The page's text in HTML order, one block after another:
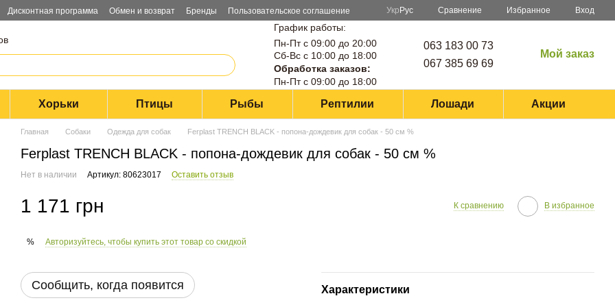
Дисконтная программа Обмен и возврат Бренды
Пользовательское соглашение
Укр Рус Сравнение Избранное Вход
График работы:
Пн-Пт с 09:00 до 20:00
Сб-Вс с 10:00 до 18:00
Обработка заказов:
Пн-Пт с 09:00 до 18:00
063 183 00 73
067 385 69 69
Мой заказ
Хорьки Птицы Рыбы Рептилии Лошади Акции
Главная Собаки Одежда для собак Ferplast TRENCH BLACK - попона-дождевик для собак - 50 cм %
Ferplast TRENCH BLACK - попона-дождевик для собак - 50 cм %
Нет в наличии Артикул: 80623017 Оставить отзыв
1 171 грн К сравнению В избранное
% Авторизуйтесь, чтобы купить этот товар со скидкой
Сообщить, когда появится Характеристики